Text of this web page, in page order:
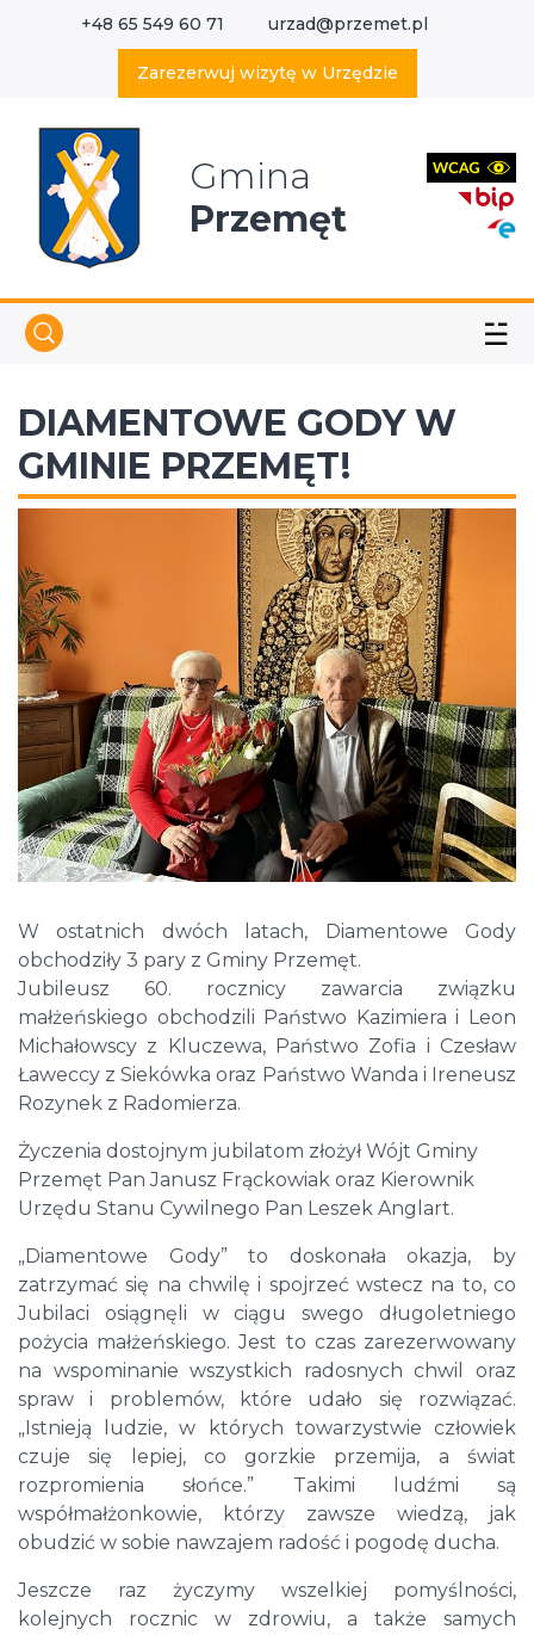
+48 65 549 60 71 urzad@przemet.pl
Zarezerwuj wizytę w Urzędzie
Gmina
Przemęt
☱
DIAMENTOWE GODY W
GMINIE PRZEMĘT!
W ostatnich dwóch latach, Diamentowe Gody
obchodziły 3 pary z Gminy Przemęt.
Jubileusz 60. rocznicy zawarcia związku
małżeńskiego obchodzili Państwo Kazimiera i Leon
Michałowscy z Kluczewa, Państwo Zofia i Czesław
Ławeccy z Siekówka oraz Państwo Wanda i Ireneusz
Rozynek z Radomierza.
Życzenia dostojnym jubilatom złożył Wójt Gminy
Przemęt Pan Janusz Frąckowiak oraz Kierownik
Urzędu Stanu Cywilnego Pan Leszek Anglart.
„Diamentowe Gody” to doskonała okazja, by
zatrzymać się na chwilę i spojrzeć wstecz na to, co
Jubilaci osiągnęli w ciągu swego długoletniego
pożycia małżeńskiego. Jest to czas zarezerwowany
na wspominanie wszystkich radosnych chwil oraz
spraw i problemów, które udało się rozwiązać.
„Istnieją ludzie, w których towarzystwie człowiek
czuje się lepiej, co gorzkie przemija, a świat
rozpromienia słońce.” Takimi ludźmi są
współmałżonkowie, którzy zawsze wiedzą, jak
obudzić w sobie nawzajem radość i pogodę ducha.
Jeszcze raz życzymy wszelkiej pomyślności,
kolejnych rocznic w zdrowiu, a także samych
Wyszukaj w serwisie